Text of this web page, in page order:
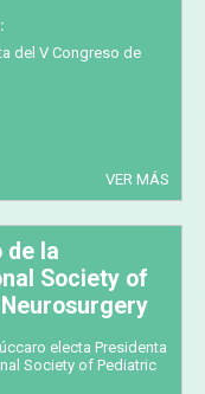
del V Congreso de
VER MÁS
de la
Society of
electa Presidenta
Society of Pediatric